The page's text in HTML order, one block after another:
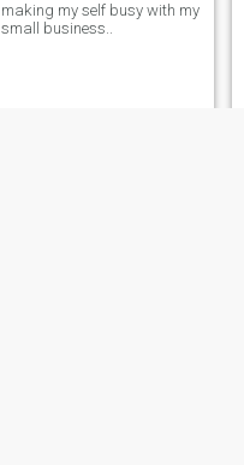
making my self busy with my
small business..